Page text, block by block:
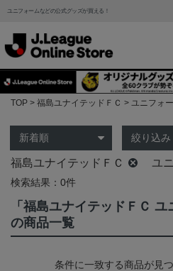
ユニフォームなどの公式グッズが買える！
TOP 福島ユナイテッドＦＣ ユニフォ
絞り込み
福島ユナイテッドＦＣ ユ
検索結果：0件
「福島ユナイテッドＦＣ ユ
の商品一覧
条件に一致する商品が見